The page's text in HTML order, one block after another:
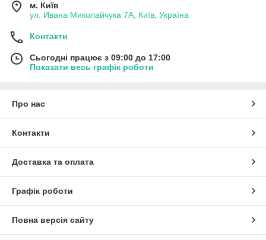
м. Київ
ул. Ивана Миколайчука 7А, Київ, Україна
Контакти
Сьогодні працює з 09:00 до 17:00
Показати весь графік роботи
Про нас
Контакти
Доставка та оплата
Графік роботи
Повна версія сайту